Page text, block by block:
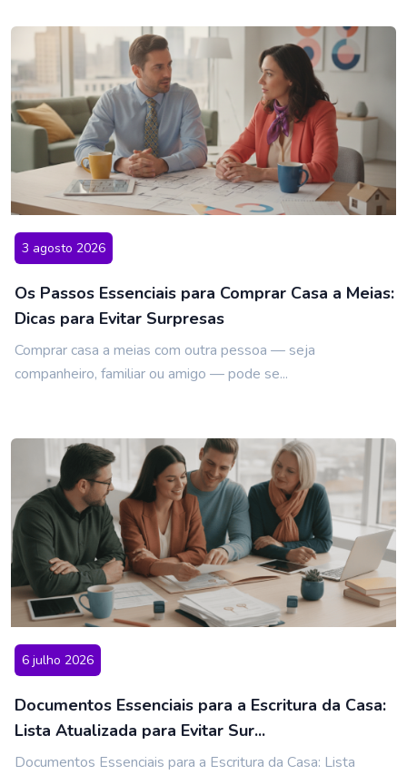
3 agosto 2026
Os Passos Essenciais para Comprar Casa a Meias:
Dicas para Evitar Surpresas
Comprar casa a meias com outra pessoa — seja
companheiro, familiar ou amigo — pode se...
6 julho 2026
Documentos Essenciais para a Escritura da Casa:
Lista Atualizada para Evitar Sur...
Documentos Essenciais para a Escritura da Casa: Lista